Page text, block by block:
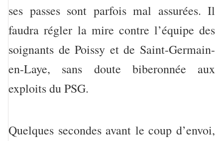
ses passes sont parfois mal assurées. Il
faudra régler la mire contre l’équipe des
soignants de Poissy et de Saint-Germain-
en-Laye, sans doute biberonnée aux
exploits du PSG.
Quelques secondes avant le coup d’envoi,